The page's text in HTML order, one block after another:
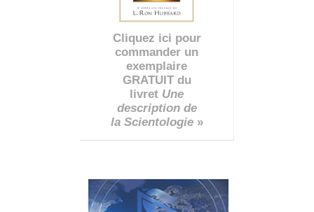
Cliquez ici pour
commander un
exemplaire
GRATUIT du
livret Une
description de
la Scientologie»